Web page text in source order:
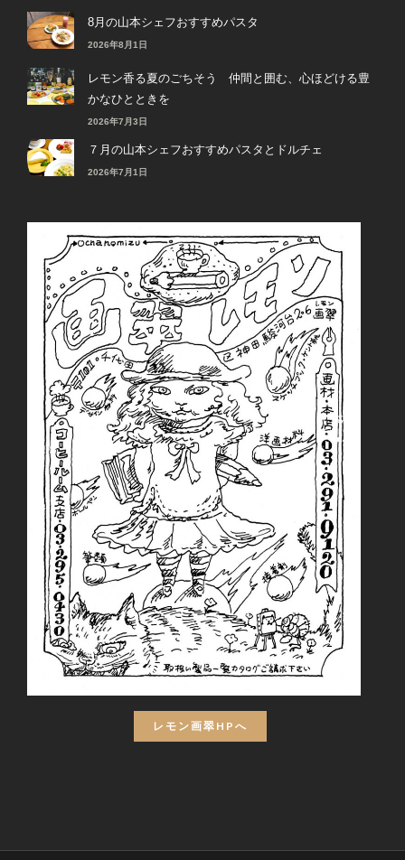
8月の山本シェフおすすめパスタ
2026年8月1日
レモン香る夏のごちそう 仲間と囲む、心ほどける豊
かなひとときを
2026年7月3日
７月の山本シェフおすすめパスタとドルチェ
2026年7月1日
レモン画翠HPへ